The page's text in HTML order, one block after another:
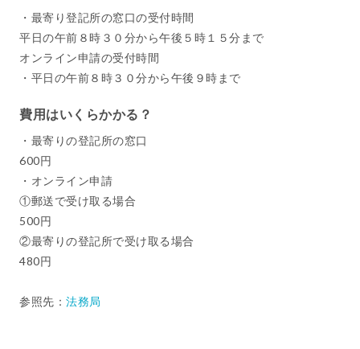
・最寄り登記所の窓口の受付時間
平日の午前８時３０分から午後５時１５分まで
オンライン申請の受付時間
・平日の午前８時３０分から午後９時まで
費用はいくらかかる？
・最寄りの登記所の窓口
600円
・オンライン申請
①郵送で受け取る場合
500円
②最寄りの登記所で受け取る場合
480円
参照先： 法務局